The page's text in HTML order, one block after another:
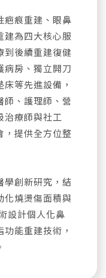
疤痕重建、眼鼻
建為四大核心服
到後續重建復健
病房、獨立開刀
等先進設備，
師、護理師、營
治療師與社工
，提供全方位整
學創新研究，結
化燒燙傷面積與
設計個人化鼻
能重建技術，